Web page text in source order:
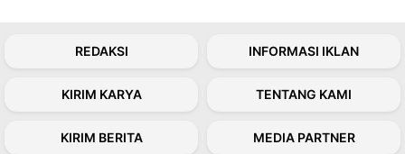
REDAKSI INFORMASI IKLAN
KIRIM KARYA TENTANG KAMI
KIRIM BERITA MEDIA PARTNER